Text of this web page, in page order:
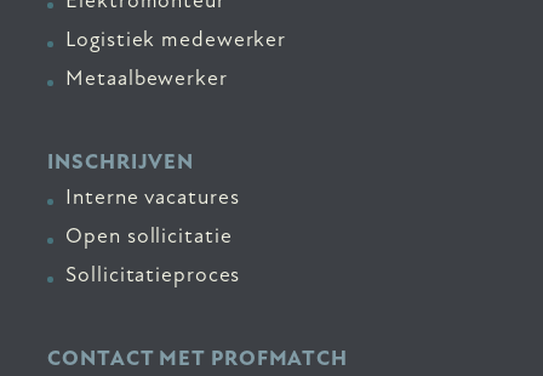
Logistiek medewerker
Metaalbewerker
INSCHRIJVEN
Interne vacatures
Open sollicitatie
Sollicitatieproces
CONTACT MET PROFMATCH